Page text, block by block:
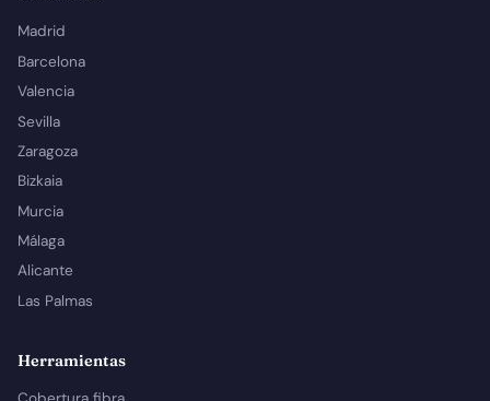
Madrid
Barcelona
Valencia
Sevilla
Zaragoza
Bizkaia
Murcia
Málaga
Alicante
Las Palmas
Herramientas